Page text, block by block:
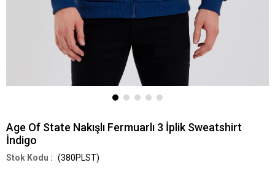
Age Of State Nakışlı Fermuarlı 3 İplik Sweatshirt
İndigo
(380PLST)